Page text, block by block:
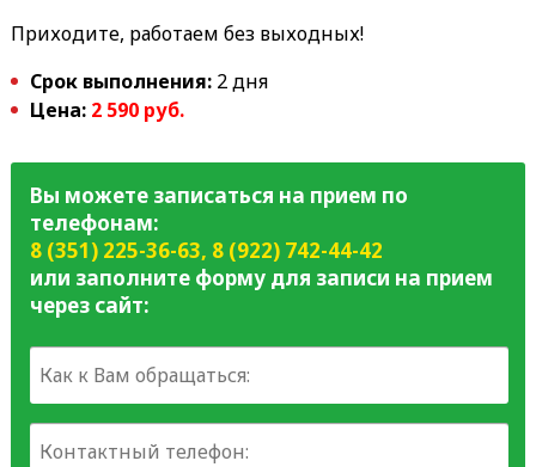
Приходите, работаем без выходных!
Срок выполнения:2 дня
Цена: 2 590 руб.
Вы можете записаться на прием по
телефонам:
8 (351) 225-36-63, 8 (922) 742-44-42
или заполните форму для записи на прием
через сайт: